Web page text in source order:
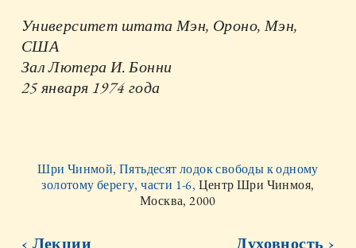
Университет штата Мэн, Ороно, Мэн,
США
Зал Лютера И. Бонни
25 января 1974 года
Шри Чинмой, Пятьдесят лодок свободы к одному
золотому берегу, части 1-6, Центр Шри Чинмоя,
Москва, 2000
‹ Лекции Духовность ›